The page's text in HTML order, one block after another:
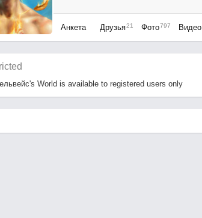
Анкета Друзья21 Фото797 Видео
World is available to registered users only